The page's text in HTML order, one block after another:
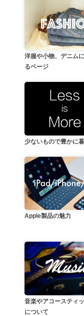
洋服や小物、デニム
るページ
少ないもので豊かに
Apple製品の魅力
音楽やアコースティ
について